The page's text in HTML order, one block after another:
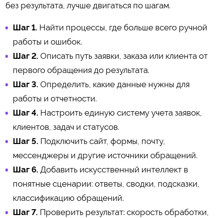
без результата, лучше двигаться по шагам.
Шаг 1. Найти процессы, где больше всего ручной
работы и ошибок.
Шаг 2. Описать путь заявки, заказа или клиента от
первого обращения до результата.
Шаг 3. Определить, какие данные нужны для
работы и отчетности.
Шаг 4. Настроить единую систему учета заявок,
клиентов, задач и статусов.
Шаг 5. Подключить сайт, формы, почту,
мессенджеры и другие источники обращений.
Шаг 6. Добавить искусственный интеллект в
понятные сценарии: ответы, сводки, подсказки,
классификацию обращений.
Шаг 7. Проверить результат: скорость обработки,